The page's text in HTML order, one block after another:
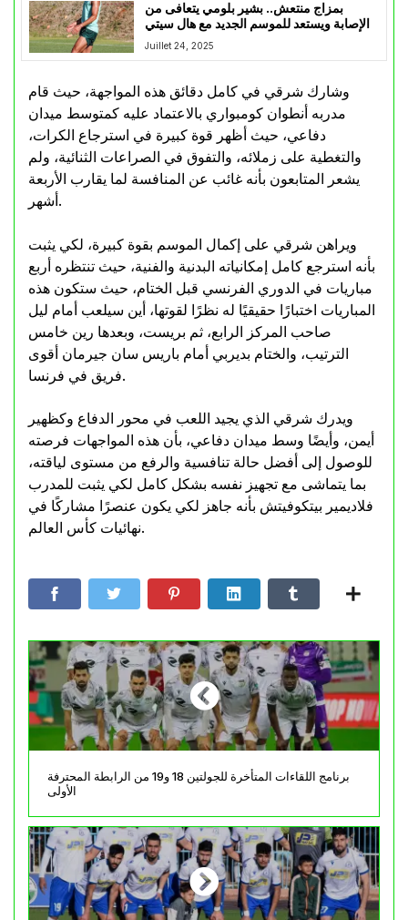
بمزاج منتعش.. بشير بلومي يتعافى من
الإصابة ويستعد للموسم الجديد مع هال سيتي
Juillet 24, 2025
وشارك شرقي في كامل دقائق هذه المواجهة، حيث قام
مدربه أنطوان كومبواري بالاعتماد عليه كمتوسط ميدان
دفاعي، حيث أظهر قوة كبيرة في استرجاع الكرات،
والتغطية على زملائه، والتفوق في الصراعات الثنائية، ولم
يشعر المتابعون بأنه غائب عن المنافسة لما يقارب الأربعة
أشهر.
ويراهن شرقي على إكمال الموسم بقوة كبيرة، لكي يثبت
بأنه استرجع كامل إمكانياته البدنية والفنية، حيث تنتظره أربع
مباريات في الدوري الفرنسي قبل الختام، حيث ستكون هذه
المباريات اختبارًا حقيقيًا له نظرًا لقوتها، أين سيلعب أمام ليل
صاحب المركز الرابع، ثم بريست، وبعدها رين خامس
الترتيب، والختام بديربي أمام باريس سان جيرمان أقوى
فريق في فرنسا.
ويدرك شرقي الذي يجيد اللعب في محور الدفاع وكظهير
أيمن، وأيضًا وسط ميدان دفاعي، بأن هذه المواجهات فرصته
للوصول إلى أفضل حالة تنافسية والرفع من مستوى لياقته،
بما يتماشى مع تجهيز نفسه بشكل كامل لكي يثبت للمدرب
فلاديمير بيتكوفيتش بأنه جاهز لكي يكون عنصرًا مشاركًا في
نهائيات كأس العالم.
برنامج اللقاءات المتأخرة للجولتين 18 و19 من الرابطة المحترفة
الأولى